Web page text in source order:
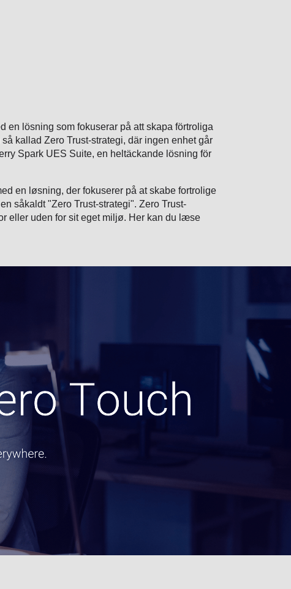
en lösning som fokuserar på att skapa förtroliga
kallad Zero Trust-strategi, där ingen enhet går
Spark UES Suite, en heltäckande lösning för
en løsning, der fokuserer på at skabe fortrolige
såkaldt "Zero Trust-strategi". Zero Trust-
eller uden for sit eget miljø. Her kan du læse